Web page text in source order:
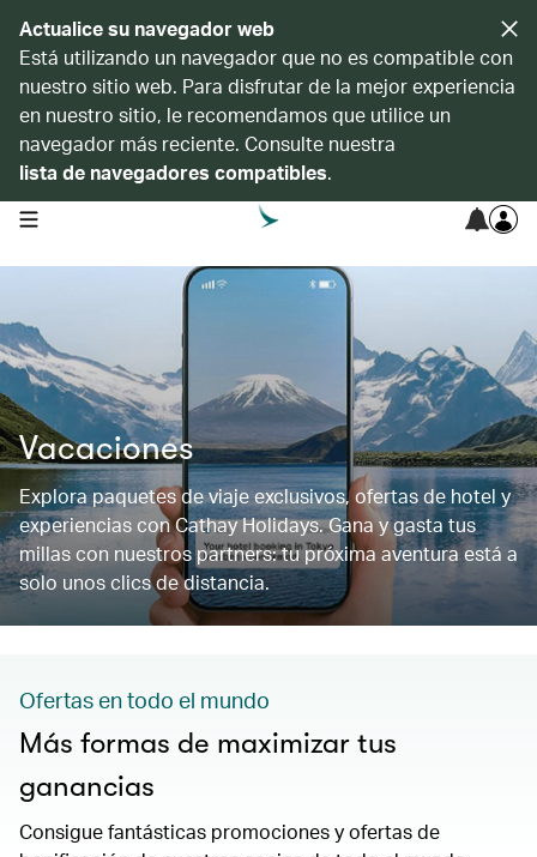
Actualice su navegador web
Está utilizando un navegador que no es compatible con
nuestro sitio web. Para disfrutar de la mejor experiencia
en nuestro sitio, le recomendamos que utilice un
navegador más reciente. Consulte nuestra
lista de navegadores compatibles.
open navigation menu
Vacaciones
Explora paquetes de viaje exclusivos, ofertas de hotel y
experiencias con Cathay Holidays. Gana y gasta tus
millas con nuestros partners: tu próxima aventura está a
solo unos clics de distancia.
Ofertas en todo el mundo
Más formas de maximizar tus
ganancias
Consigue fantásticas promociones y ofertas de